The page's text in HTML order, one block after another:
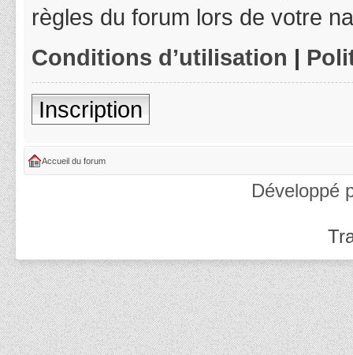
règles du forum lors de votre
Conditions d’utilisation |
Inscription
Accueil du forum
Développé